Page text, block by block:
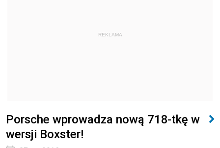
REKLAMA
Porsche wprowadza nową 718-tkę w
wersji Boxster!